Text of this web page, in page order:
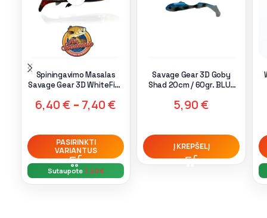
Spiningavimo Masalas
Savage Gear 3D WhiteFish
6,40€ – 7,40€
PASIRINKTI
VARIANTUS
Sutaupote 7,40 €
Savage Gear 3D Goby
Shad 20cm / 60gr. BLUE
5,90€
Į KREPŠELĮ